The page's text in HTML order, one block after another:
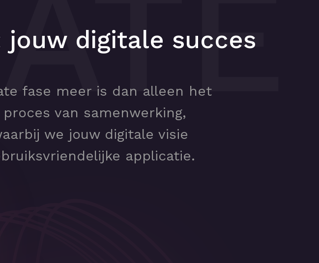
jouw digitale succes
fase meer is dan alleen het
van samenwerking,
we jouw digitale visie
applicatie.